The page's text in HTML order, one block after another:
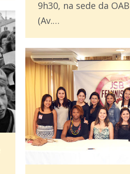
9h30, na sede da
(Av.…